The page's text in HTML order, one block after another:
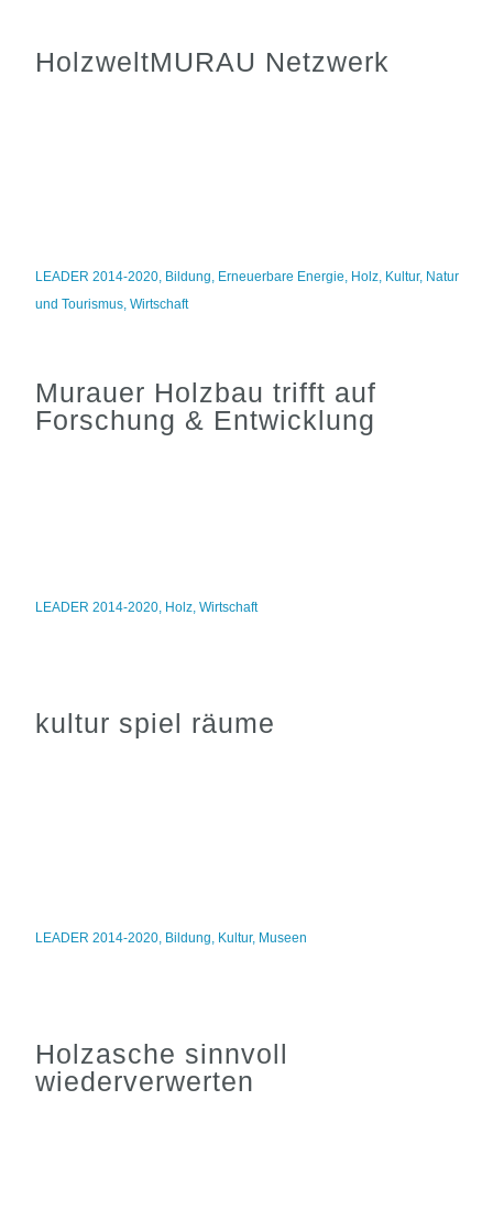
HolzweltMURAU Netzwerk
LEADER 2014-2020, Bildung, Erneuerbare Energie, Holz, Kultur, Natur
und Tourismus,Wirtschaft
Murauer Holzbau trifft auf
Forschung & Entwicklung
LEADER 2014-2020, Holz,Wirtschaft
kultur spiel räume
LEADER 2014-2020, Bildung, Kultur, Museen
Holzasche sinnvoll
wiederverwerten